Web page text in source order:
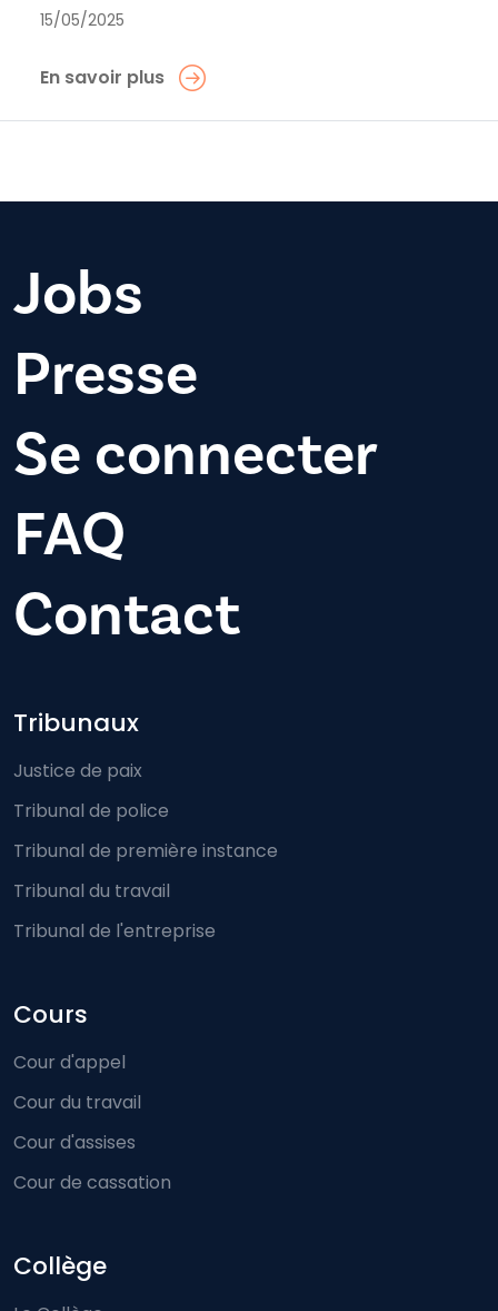
15/05/2025
En savoir plus
Jobs
Presse
Se connecter
FAQ
Contact
Footer-menu
Tribunaux
Justice de paix
Tribunal de police
Tribunal de première instance
Tribunal du travail
Tribunal de l'entreprise
Cours
Cour d'appel
Cour du travail
Cour d'assises
Cour de cassation
Collège